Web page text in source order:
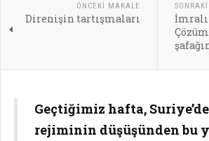
ÖNCEKI MAKALE
Direnişin tartışmaları
İmralı
Geçtiğimiz hafta,
rejiminin düşüşünden bu